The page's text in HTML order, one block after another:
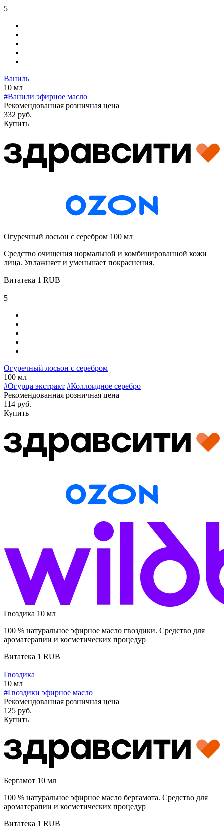
5
Ваниль
10 мл
#Ванили эфирное масло
Рекомендованная розничная цена
332 руб.
Купить
Огуречный лосьон с серебром 100 мл
Средство очищения нормальной и комбинированной кожи
лица. Увлажняет и уменьшает покраснения.
Витатека 1 RUB
5
Огуречный лосьон с серебром
100 мл
#Огурца экстракт #Коллоидное серебро
Рекомендованная розничная цена
114 руб.
Купить
Гвоздика 10 мл
100 % натуральное эфирное масло гвоздики. Средство для
ароматерапии и косметических процедур
Витатека 1 RUB
Гвоздика
10 мл
#Гвоздики эфирное масло
Рекомендованная розничная цена
125 руб.
Купить
Бергамот 10 мл
100 % натуральное эфирное масло бергамота. Средство для
ароматерапии и косметических процедур
Витатека 1 RUB